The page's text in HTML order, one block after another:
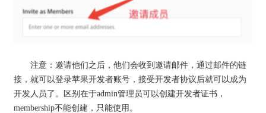
注意：邀请他们之后，他们会收到邀请邮件，通过邮件的链
接，就可以登录苹果开发者账号，接受开发者协议后就可以成为
开发人员了。区别在于admin管理员可以创建开发者证书，
membership不能创建，只能使用。